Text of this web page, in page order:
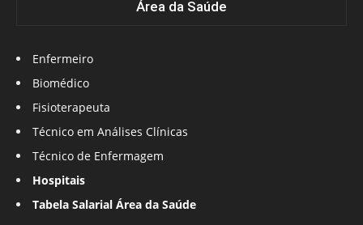
Área da Saúde
Enfermeiro
Biomédico
Fisioterapeuta
Técnico em Análises Clínicas
Técnico de Enfermagem
Hospitais
Tabela Salarial Área da Saúde